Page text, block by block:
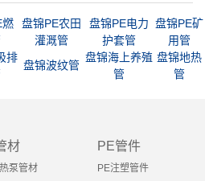
燃
盘锦PE农田
灌溉管
盘锦PE电力
护套管
盘锦PE矿
用管
排
盘锦波纹管
盘锦海上养殖
管
盘锦地热
管
材
泵管材
PE管件
PE注塑管件